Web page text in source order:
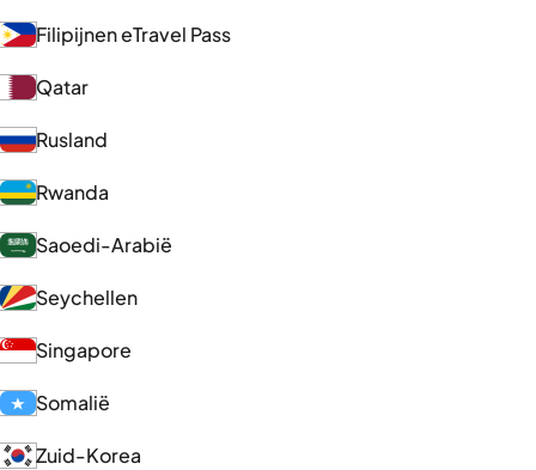
Filipijnen eTravel Pass
Qatar
Rusland
Rwanda
Saoedi-Arabië
Seychellen
Singapore
Somalië
Zuid-Korea